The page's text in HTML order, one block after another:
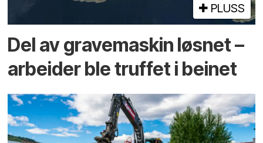
PLUSS
Del av grave­maskin løsnet –
arbeider ble truffet i beinet